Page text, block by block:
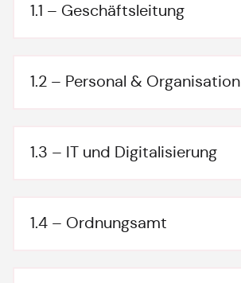
1.1 – Geschäftsleitung
1.2 – Personal & Organisation
1.3 – IT und Digitalisierung
1.4 – Ordnungsamt